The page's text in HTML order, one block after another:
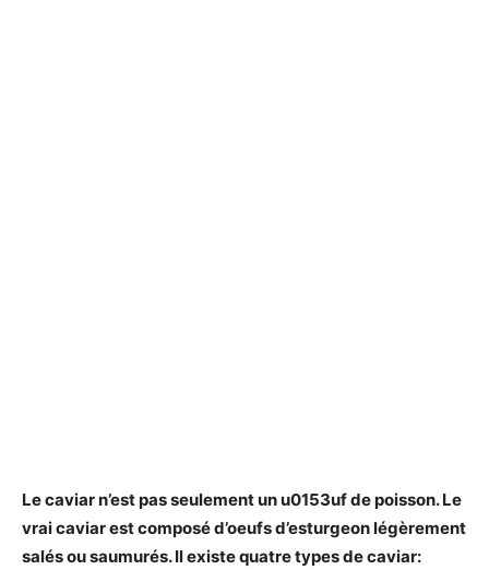
Lecaviarn’estpas seulement un u0153uf depoisson. Le
vraicaviar estcomposé d’oeufs d’esturgeon légèrement
salés ou saumurés. Il existe quatre types decaviar: